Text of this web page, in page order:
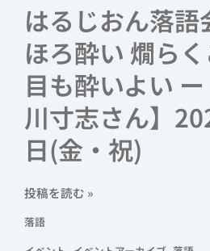
はるじおん落語
ほろ酔い 燗ら
目も酔いよい
川寸志さん】
日(金・祝)
ほ
ろ
酔
い
燗
ら
く
ご
ー
二
目
も
投稿を読む »
落語